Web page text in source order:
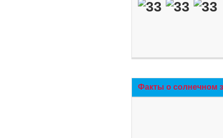
Факты о солнечном